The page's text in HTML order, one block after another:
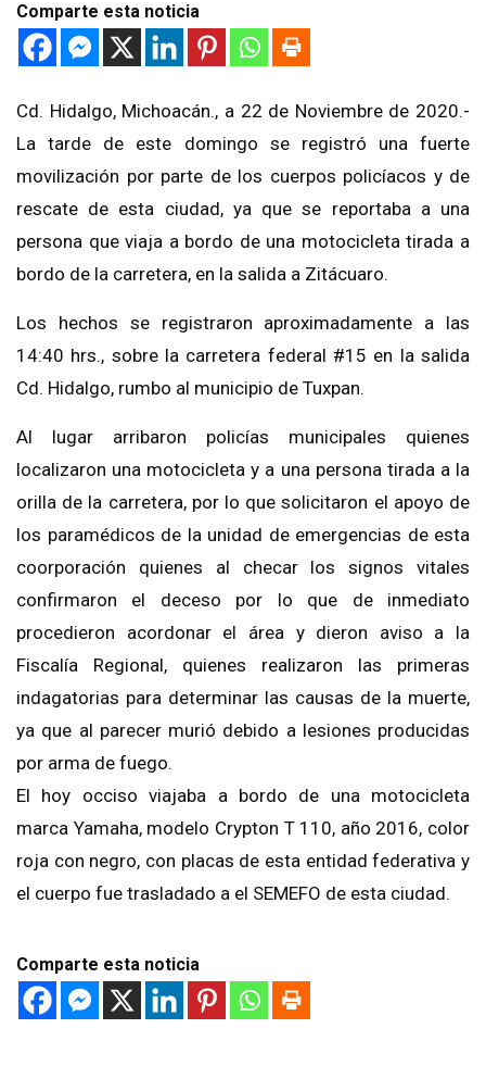
Comparte esta noticia
Cd. Hidalgo, Michoacán., a 22 de Noviembre de 2020.-
La tarde de este domingo se registró una fuerte
movilización por parte de los cuerpos policíacos y de
rescate de esta ciudad, ya que se reportaba a una
persona que viaja a bordo de una motocicleta tirada a
bordo de la carretera, en la salida a Zitácuaro.
Los hechos se registraron aproximadamente a las
14:40 hrs., sobre la carretera federal #15 en la salida
Cd. Hidalgo, rumbo al municipio de Tuxpan.
Al lugar arribaron policías municipales quienes
localizaron una motocicleta y a una persona tirada a la
orilla de la carretera, por lo que solicitaron el apoyo de
los paramédicos de la unidad de emergencias de esta
coorporación quienes al checar los signos vitales
confirmaron el deceso por lo que de inmediato
procedieron acordonar el área y dieron aviso a la
Fiscalía Regional, quienes realizaron las primeras
indagatorias para determinar las causas de la muerte,
ya que al parecer murió debido a lesiones producidas
por arma de fuego.
El hoy occiso viajaba a bordo de una motocicleta
marca Yamaha, modelo Crypton T 110, año 2016, color
roja con negro, con placas de esta entidad federativa y
el cuerpo fue trasladado a el SEMEFO de esta ciudad.
Comparte esta noticia